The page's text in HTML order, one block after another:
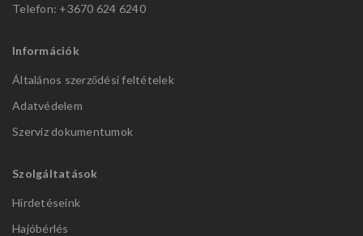
Telefon: +3670 624 6240
Információk
Általános szerződési feltételek
Adatvédelem
Szerviz dokumentumok
Szolgáltatások
Hirdetéseink
Hajóbérlés